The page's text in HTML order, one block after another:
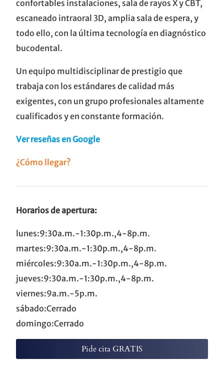
confortables instalaciones, sala de rayos X y CBT,
escaneado intraoral 3D, amplia sala de espera, y
todo ello, con la última tecnología en diagnóstico
bucodental.
Un equipo multidisciplinar de prestigio que
trabaja con los estándares de calidad más
exigentes, con un grupo profesionales altamente
cualificados y en constante formación.
Ver reseñas en Google
¿Cómo llegar?
Horarios de apertura:
lunes:9:30a.m.-1:30p.m.,4-8p.m.
martes:9:30a.m.-1:30p.m.,4-8p.m.
miércoles:9:30a.m.-1:30p.m.,4-8p.m.
jueves:9:30a.m.-1:30p.m.,4-8p.m.
viernes:9a.m.-5p.m.
sábado:Cerrado
domingo:Cerrado
Pide cita GRATIS